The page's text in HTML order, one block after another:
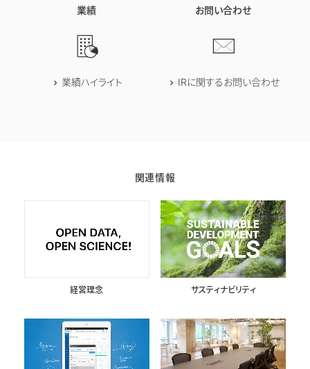
業績
業績ハイライト
お問い合わせ
IRに関するお問い合わせ
関連情報
経営理念 サスティナビリティ